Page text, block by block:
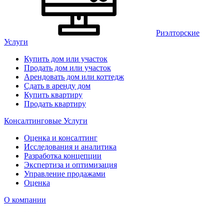
Риэлторские
Услуги
Купить дом или участок
Продать дом или участок
Арендовать дом или коттедж
Сдать в аренду дом
Купить квартиру
Продать квартиру
Консалтинговые Услуги
Оценка и консалтинг
Исследования и аналитика
Разработка концепции
Экспертиза и оптимизация
Управление продажами
Оценка
О компании